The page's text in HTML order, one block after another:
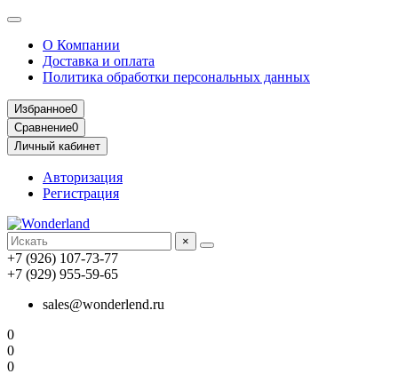
О Компании
Доставка и оплата
Политика обработки персональных данных
Избранное0
Сравнение0
Личный кабинет
Авторизация
Регистрация
×
+7 (926) 107-73-77
+7 (929) 955-59-65
sales@wonderlend.ru
0
0
0